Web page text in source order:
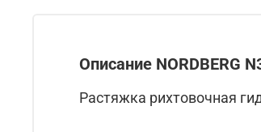
Описание NORDBERG
Растяжка рихтовочная